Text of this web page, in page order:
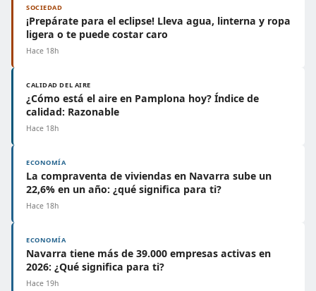
SOCIEDAD
¡Prepárate para el eclipse! Lleva agua, linterna y ropa
ligera o te puede costar caro
Hace 18h
CALIDAD DEL AIRE
¿Cómo está el aire en Pamplona hoy? Índice de
calidad: Razonable
Hace 18h
ECONOMÍA
La compraventa de viviendas en Navarra sube un
22,6% en un año: ¿qué significa para ti?
Hace 18h
ECONOMÍA
Navarra tiene más de 39.000 empresas activas en
2026: ¿Qué significa para ti?
Hace 19h